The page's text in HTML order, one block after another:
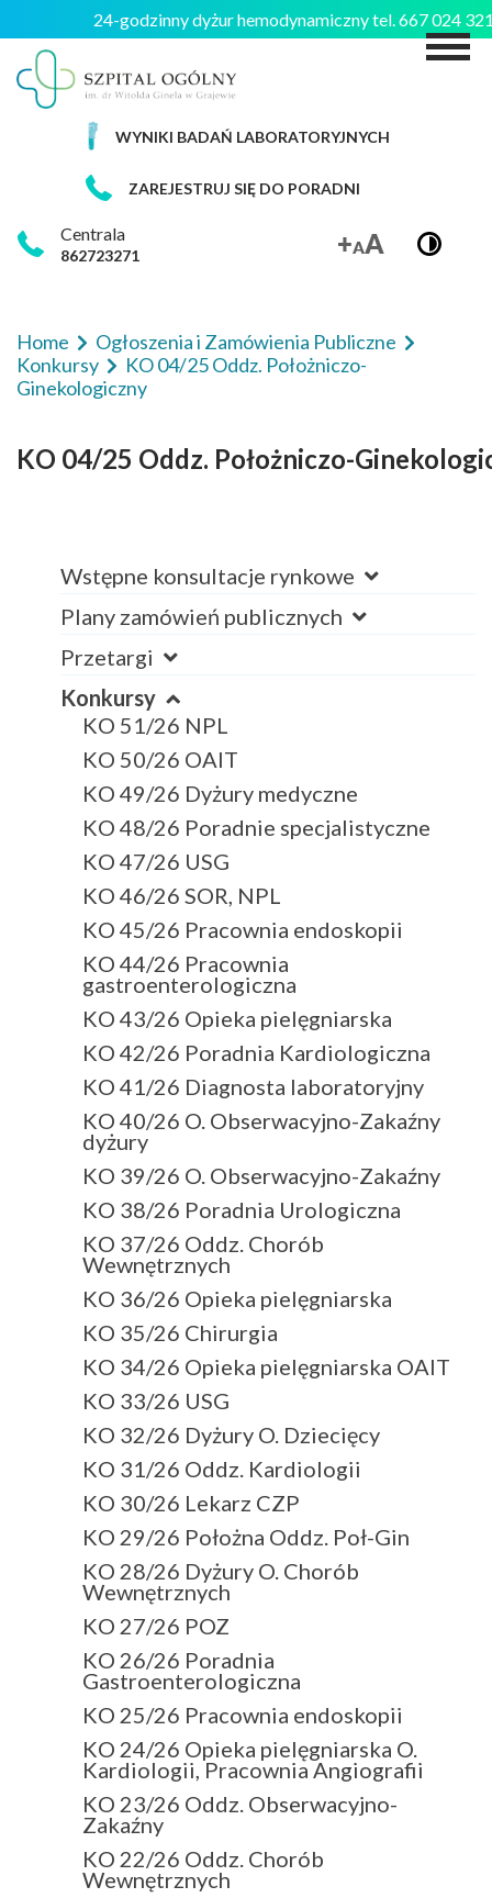
24-godzinny dyżur hemodynamiczny tel. 667 024
WYNIKI BADAŃ LABORATORYJNYCH
ZAREJESTRUJ SIĘ DO PORADNI
Centrala
862723271
Home
Ogłoszenia i Zamówienia Publiczne
Konkursy
KO 04/25 Oddz. Położniczo-
Ginekologiczny
Wstępne konsultacje rynkowe
Plany zamówień publicznych
Przetargi
Konkursy
KO 51/26 NPL
KO 50/26 OAIT
KO 49/26 Dyżury medyczne
KO 48/26 Poradnie specjalistyczne
KO 47/26 USG
KO 46/26 SOR, NPL
KO 45/26 Pracownia endoskopii
KO 44/26 Pracownia
gastroenterologiczna
KO 43/26 Opieka pielęgniarska
KO 42/26 Poradnia Kardiologiczna
KO 41/26 Diagnosta laboratoryjny
KO 40/26 O. Obserwacyjno-Zakaźny
dyżury
KO 39/26 O. Obserwacyjno-Zakaźny
KO 38/26 Poradnia Urologiczna
KO 37/26 Oddz. Chorób
Wewnętrznych
KO 36/26 Opieka pielęgniarska
KO 35/26 Chirurgia
KO 34/26 Opieka pielęgniarska OAIT
KO 33/26 USG
KO 32/26 Dyżury O. Dziecięcy
KO 31/26 Oddz. Kardiologii
KO 30/26 Lekarz CZP
KO 29/26 Położna Oddz. Poł-Gin
KO 28/26 Dyżury O. Chorób
Wewnętrznych
KO 27/26 POZ
KO 26/26 Poradnia
Gastroenterologiczna
KO 25/26 Pracownia endoskopii
KO 24/26 Opieka pielęgniarska O.
Kardiologii, Pracownia Angiografii
KO 23/26 Oddz. Obserwacyjno-
Zakaźny
KO 22/26 Oddz. Chorób
Wewnętrznych
KO 04/25 Oddz. Położniczo-